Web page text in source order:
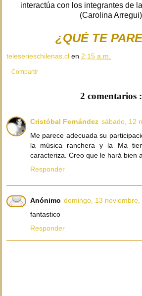
interactúa con los integrantes de
(Carolina Arregui)
¿QUÉ TE
teleserieschilenas.cl en 2:15 a.m.
Compartir
2 comentarios :
Cristóbal Fernández sábado, 12
Me parece adecuada su
la música ranchera y la Ma
caracteriza. Creo que le hará bien
Responder
Anónimo domingo, 13 noviembre,
fantastico
Responder